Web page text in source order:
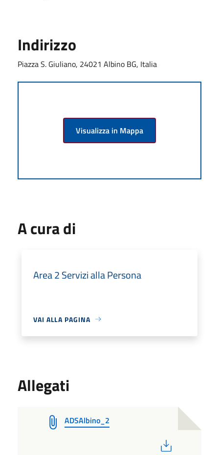
Indirizzo
Piazza S. Giuliano, 24021 Albino BG, Italia
Visualizza in Mappa
A cura di
Area 2 Servizi alla Persona
VAI ALLA PAGINA
Allegati
ADSAlbino_2